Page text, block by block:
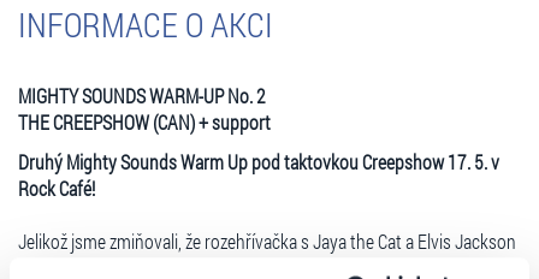
INFORMACE O AKCI
MIGHTY SOUNDS WARM-UP No. 2
THE CREEPSHOW (CAN) + support
Druhý Mighty Sounds Warm Up pod taktovkou Creepshow 17. 5. v
Rock Café!
Jelikož jsme zmiňovali, že rozehřívačka s Jaya the Cat a Elvis Jackson